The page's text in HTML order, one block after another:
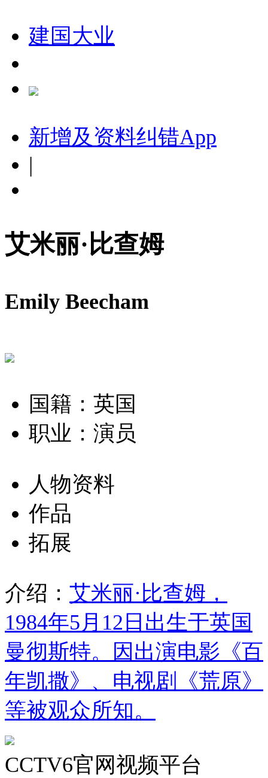
建国大业
新增及资料纠错App
|
艾米丽·比查姆
Emily Beecham
国籍：英国
职业：演员
人物资料
作品
拓展
介绍： 艾米丽·比查姆，
1984年5月12日出生于英国
曼彻斯特。因出演电影《百
年凯撒》、电视剧《荒原》
等被观众所知。
CCTV6官网视频平台